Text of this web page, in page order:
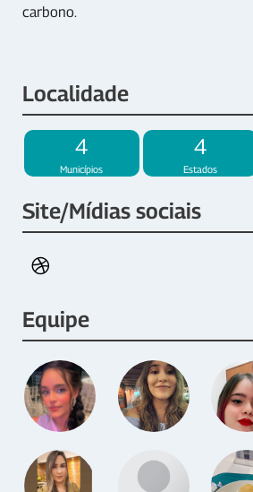
carbono.
Localidade
4
Municípios
4
Estados
Site/Mídias sociais
Equipe